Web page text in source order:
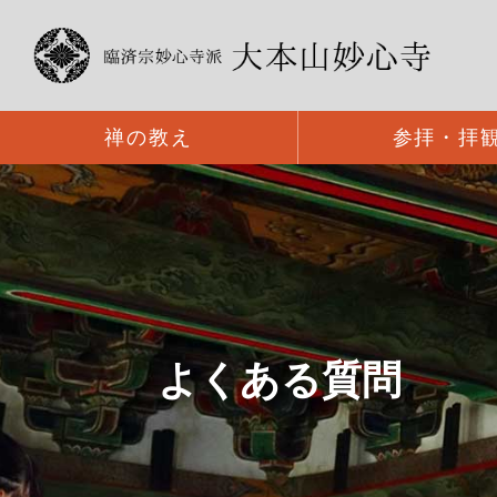
禅の教え 参拝・拝
よくある質問